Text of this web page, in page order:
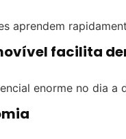
aprendem
facilita
enorme no dia a